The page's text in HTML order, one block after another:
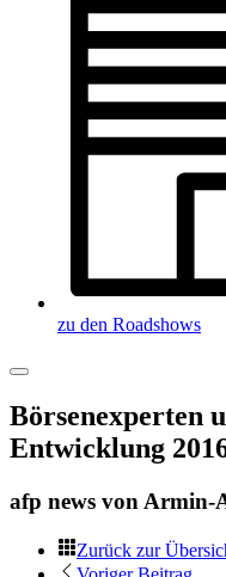
zu den Roadshows
Börsenexperten
Entwicklung
afp news von Armin-
Zurück zur